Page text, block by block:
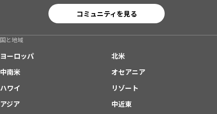
コミュニティを見る
国と地域
ヨーロッパ
北米
中南米
オセアニア
ハワイ
リゾート
アジア
中近東